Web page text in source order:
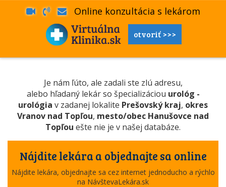
Online konzultácia s lekárom
otvoriť >>>
Je nám ľúto, ale zadali ste zlú adresu,
alebo hľadaný lekár so špecializáciou urológ -
urológia v zadanej lokalite Prešovský kraj, okres
Vranov nad Topľou, mesto/obec Hanušovce nad
Topľou ešte nie je v našej databáze.
Nájdite lekára a objednajte sa online
Nájdite lekára, objednajte sa cez internet jednoducho a rýchlo
na NávštevaLekára.sk